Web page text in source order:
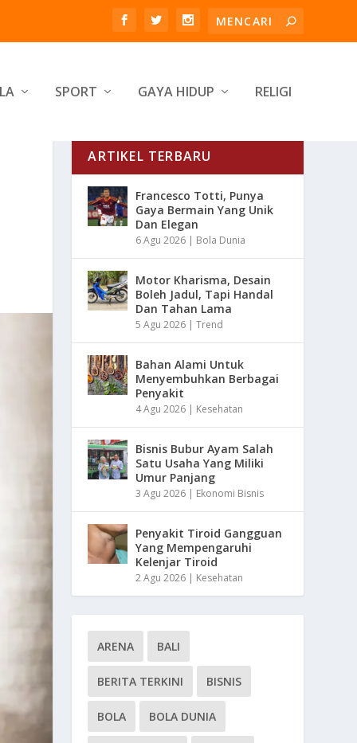
SPORT GAYA HIDUP RELIGI
ARTIKEL TERBARU
Francesco Totti, Punya
Gaya Bermain Yang Unik
Dan Elegan
6 Agu 2026 | Bola Dunia
Motor Kharisma, Desain
Boleh Jadul, Tapi Handal
Dan Tahan Lama
5 Agu 2026 |Trend
Bahan Alami Untuk
Menyembuhkan Berbagai
Penyakit
4 Agu 2026 | Kesehatan
Bisnis Bubur Ayam Salah
Satu Usaha Yang Miliki
Umur Panjang
3 Agu 2026 | Ekonomi Bisnis
Penyakit Tiroid Gangguan
Yang Mempengaruhi
Kelenjar Tiroid
2 Agu 2026 | Kesehatan
ARENA BALI
BERITA TERKINI BISNIS
BOLA BOLA DUNIA